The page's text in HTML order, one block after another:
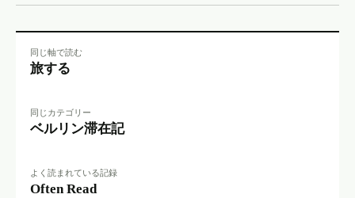
同じ軸で読む
旅する
同じカテゴリー
ベルリン滞在記
よく読まれている記録
Often Read